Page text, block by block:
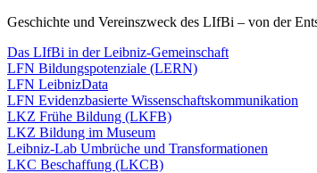
Geschichte und Vereinszweck des LIfBi – von der
Das LIfBi in der Leibniz-Gemeinschaft
LFN Bildungspotenziale (LERN)
LFN LeibnizData
LFN Evidenzbasierte Wissenschaftskommunikation
LKZ Frühe Bildung (LKFB)
LKZ Bildung im Museum
Leibniz-Lab Umbrüche und Transformationen
LKC Beschaffung (LKCB)